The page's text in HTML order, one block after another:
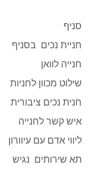
סניף
חניית נכים בסניף
חנייה לוואן
שילוט מכוון לחניות
חנית נכים ציבורית
איש קשר לחנייה
ליווי אדם עם עיוורון
תא שירותים נגיש